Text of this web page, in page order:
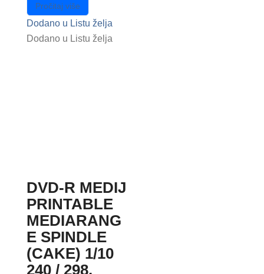
Pročitaj više
Dodano u Listu želja
Dodano u Listu želja
DVD-R MEDIJ
PRINTABLE
MEDIARANG
E SPINDLE
(CAKE) 1/10
240 / 298,